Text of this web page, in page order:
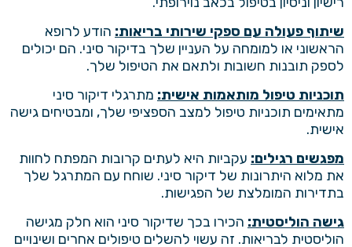
שיתוף פעולה עם ספקי שירותי בריאות: הודע לרופא
הראשוני או למומחה על העניין שלך בדיקור סיני. הם יכולים
לספק תובנות חשובות ולתאם את הטיפול שלך.
תוכניות טיפול מותאמות אישית: מתרגלי דיקור סיני
מתאימים תוכניות טיפול למצב הספציפי שלך, ומבטיחים גישה
אישית.
מפגשים רגילים: עקביות היא לעתים קרובות המפתח לחוות
את מלוא היתרונות של דיקור סיני. שוחח עם המתרגל שלך
בתדירות המומלצת של הפגישות.
גישה הוליסטית: הכירו בכך שדיקור סיני הוא חלק מגישה
הוליסטית לבריאות. זה עשוי להשלים טיפולים אחרים ושינויים